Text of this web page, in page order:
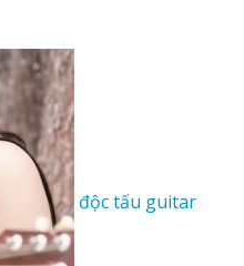
độc tấu guitar